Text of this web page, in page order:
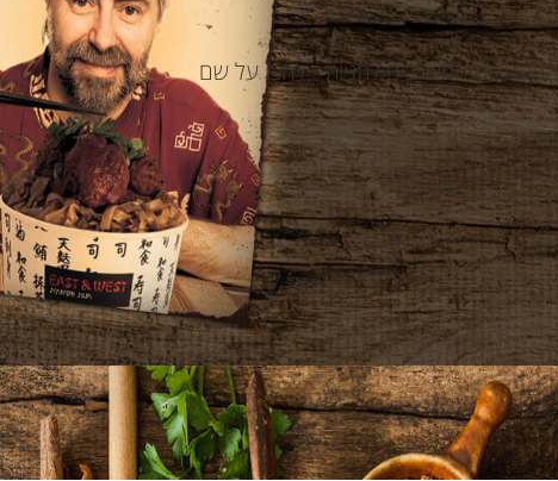
המשויכים לתגיות - לחצו על שם